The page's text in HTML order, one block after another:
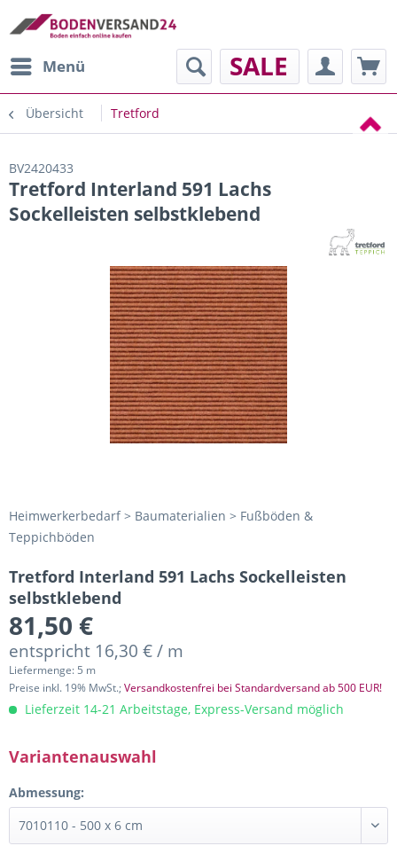
Menü SALE
Übersicht Tretford
BV2420433
Tretford Interland 591 Lachs
Sockelleisten selbstklebend
Heimwerkerbedarf > Baumaterialien > Fußböden &
Teppichböden
Tretford Interland 591 Lachs Sockelleisten
selbstklebend
81,50 €
entspricht 16,30 € / m
Liefermenge: 5 m
Preise inkl. 19% MwSt.;Versandkostenfrei bei Standardversand ab 500 EUR!
Lieferzeit 14-21 Arbeitstage, Express-Versand möglich
Variantenauswahl
Abmessung: